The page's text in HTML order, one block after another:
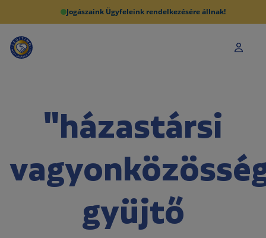
Jogászaink Ügyfeleink rendelkezésére állnak!
"házastársi
gyüjtő